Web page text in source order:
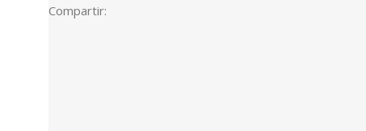
Compartir: